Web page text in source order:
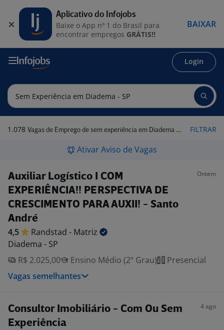
Login
1.078 Vagas de Emprego de sem experiência em Diadema - SP FILTRAR
Ativar Aviso de Vagas
Auxiliar Logístico I COM
EXPERIÊNCIA!! PERSPECTIVA DE
CRESCIMENTO PARA AUXII! - Santo
André
Ontem
4,5 Randstad - Matriz
Diadema - SP
R$ 2.025,00
Ensino Médio (2º Grau)
Presencial
Vagas semelhantes
Consultor Imobiliário - Com Ou Sem
Experiência
4 ago
Aplicativo do Infojobs
Baixe o App nº 1 do Brasil para
encontrar empregos GRÁTIS!!
BAIXAR